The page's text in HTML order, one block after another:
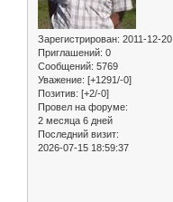
Зарегистрирован: 2011-12-20
Приглашений: 0
Сообщений: 5769
Уважение: [+1291/-0]
Позитив: [+2/-0]
Провел на форуме:
2 месяца 6 дней
Последний визит:
2026-07-15 18:59:37